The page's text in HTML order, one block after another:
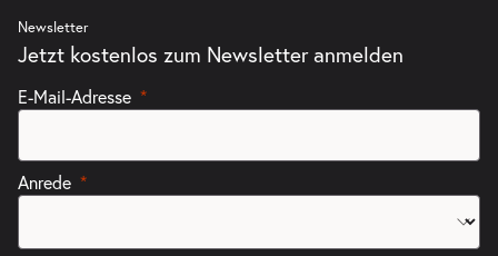
Newsletter
Jetzt kostenlos zum Newsletter anmelden
E-Mail-Adresse
Anrede